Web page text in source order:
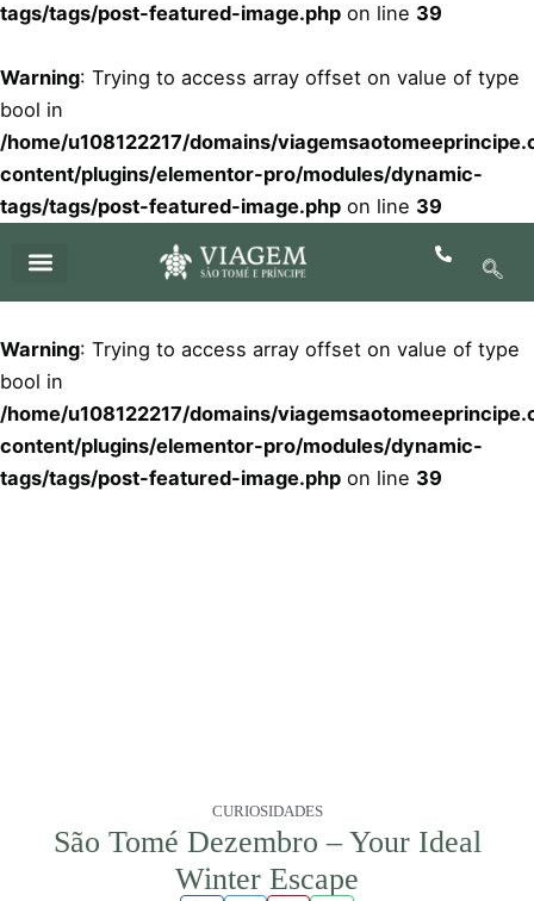
tags/tags/post-featured-image.php on line 39
Warning: Trying to access array offset on value of type
bool in
/home/u108122217/domains/
content/plugins/elementor-pro/modules/dynamic-
tags/tags/post-featured-image.php on line 39
Warning: Trying to access array offset on value of type
bool in
/home/u108122217/domains/
content/plugins/elementor-pro/modules/dynamic-
tags/tags/post-featured-image.php on line 39
CURIOSIDADES
São Tomé Dezembro – Your Ideal
Winter Escape